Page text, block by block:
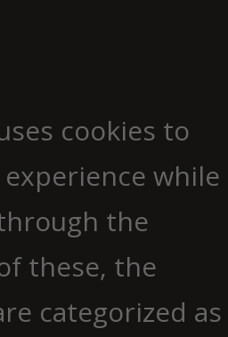
cookies to
while
the
these, the
categorized as